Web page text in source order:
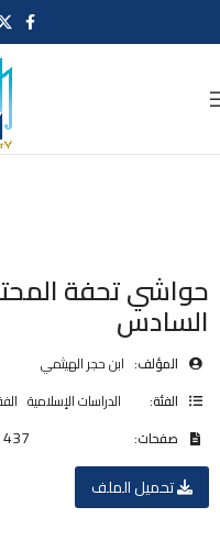
حواشي تحفة
السادس
المؤلف: ابن حجر الهيثمي
الفئة:
الدراسات الإسلامية
صفحات:
تحميل الملف